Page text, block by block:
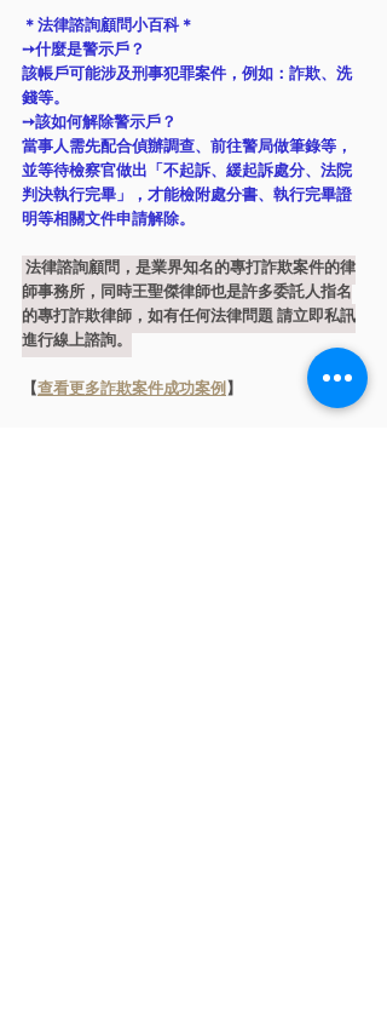
＊法律諮詢顧問小百科＊
➙什麼是警示戶？
該帳戶可能涉及刑事犯罪案件，例如：詐欺、洗
錢等。
➙該如何解除警示戶？
當事人需先配合偵辦調查、前往警局做筆錄等，
並等待檢察官做出「不起訴、緩起訴處分、法院
判決執行完畢」，才能檢附處分書、執行完畢證
明等相關文件申請解除。
法律諮詢顧問，是業界知名的專打詐欺案件的律
師事務所，同時王聖傑律師也是許多委託人指名
的專打詐欺律師，如有任何法律問題 請立即私訊
進行線上諮詢。
【查看更多詐欺案件成功案例】